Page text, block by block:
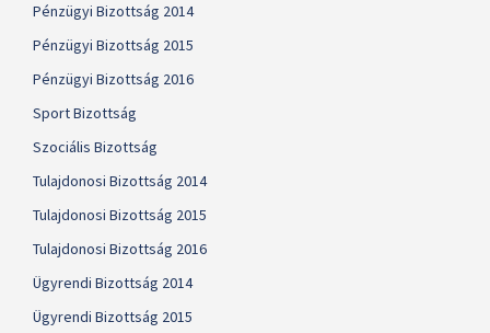
Pénzügyi Bizottság 2014
Pénzügyi Bizottság 2015
Pénzügyi Bizottság 2016
Sport Bizottság
Szociális Bizottság
Tulajdonosi Bizottság 2014
Tulajdonosi Bizottság 2015
Tulajdonosi Bizottság 2016
Ügyrendi Bizottság 2014
Ügyrendi Bizottság 2015